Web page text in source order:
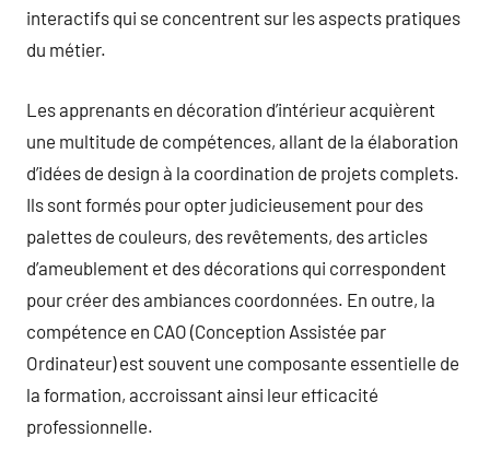
interactifs qui se concentrent sur les aspects pratiques
du métier.
Les apprenants en décoration d’intérieur acquièrent
une multitude de compétences, allant de la élaboration
d’idées de design à la coordination de projets complets.
Ils sont formés pour opter judicieusement pour des
palettes de couleurs, des revêtements, des articles
d’ameublement et des décorations qui correspondent
pour créer des ambiances coordonnées. En outre, la
compétence en CAO (Conception Assistée par
Ordinateur) est souvent une composante essentielle de
la formation, accroissant ainsi leur efficacité
professionnelle.